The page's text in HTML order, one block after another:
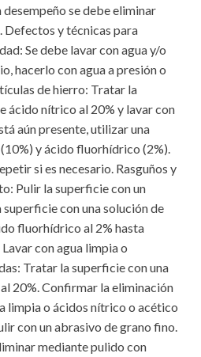
se debe eliminar
y técnicas para
Se debe lavar con agua y/o
hacerlo con agua a presión o
de hierro: Tratar la
ácido nítrico al 20% y lavar con
aún presente, utilizar una
y ácido fluorhídrico (2%).
si es necesario. Rasguños y
Pulir la superficie con un
con una solución de
fluorhídrico al 2% hasta
con agua limpia o
Tratar la superficie con una
20%. Confirmar la eliminación
limpia o ácidos nítrico o acético
con un abrasivo de grano fino.
mediante pulido con